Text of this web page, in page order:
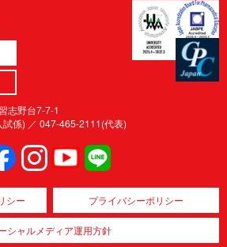
志野台7-7-1
係) ／ 047-465-2111(代表)
シー プライバシーポリシー
シャルメディア運用方針